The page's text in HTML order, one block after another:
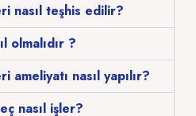
nasıl teşhis edilir?
olmalıdır ?
ameliyatı nasıl yapılır?
nasıl işler?